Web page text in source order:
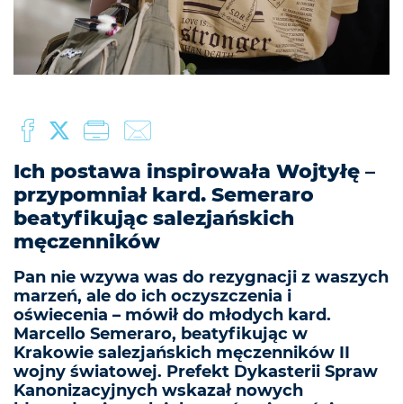
Ich postawa inspirowała Wojtyłę –
przypomniał kard. Semeraro
beatyfikując salezjańskich
męczenników
Pan nie wzywa was do rezygnacji z waszych
marzeń, ale do ich oczyszczenia i
oświecenia – mówił do młodych kard.
Marcello Semeraro, beatyfikując w
Krakowie salezjańskich męczenników II
wojny światowej. Prefekt Dykasterii Spraw
Kanonizacyjnych wskazał nowych